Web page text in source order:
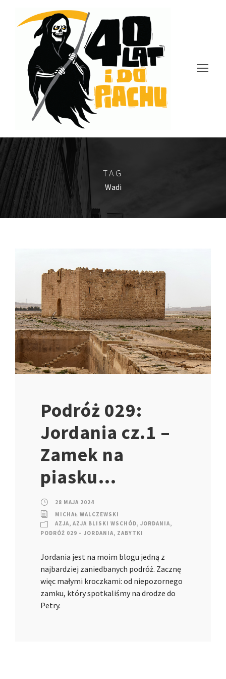
TAG
Wadi
Podróż 029:
Jordania cz.1 –
Zamek na
piasku…
28 MAJA 2024
MICHAŁ WALCZEWSKI
AZJA, AZJA BLISKI WSCHÓD, JORDANIA,
PODRÓŻ 029 – JORDANIA, ZABYTKI
Jordania jest na moim blogu jedną z
najbardziej zaniedbanych podróż. Zacznę
więc małymi kroczkami: od niepozornego
zamku, który spotkaliśmy na drodze do
Petry.